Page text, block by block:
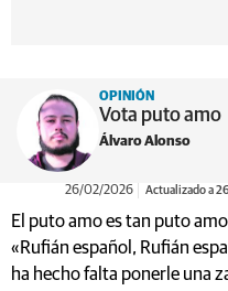
OPINIÓN
Vota puto amo
Álvaro Alonso
26/02/2026 Actualizado a
El puto amo es tan puto
«Rufián español, Rufián
ha hecho falta ponerle una